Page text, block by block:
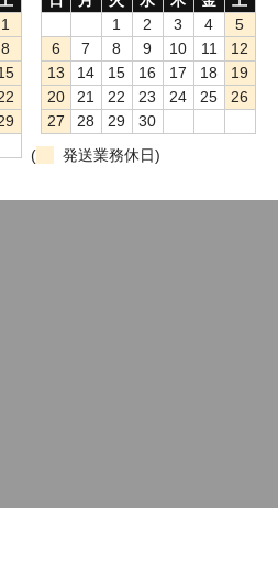
1
8
1
2 3 4
5
6
7 8 9 10 11
12
13
14 15 16 17 18
19
20
21 22 23 24 25
26
27
28 29
30
(
発送業務休日)